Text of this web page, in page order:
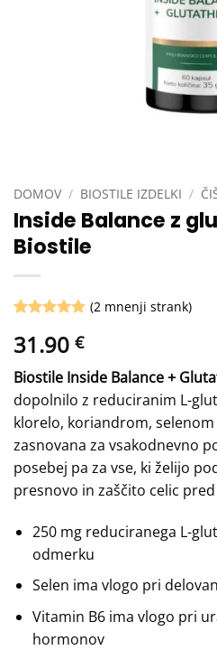
DOMOV / BIOSTILE IZDELKI /
Inside Balance z
Biostile
5od 5 na
podlagi
ocene
strank
(2 mnenji strank)
31.90 €
Biostile Inside Balance +
dopolnilo z reduciranim L-
klorelo, koriandrom,
zasnovana za vsakodnevno
posebej pa za vse, ki želijo
presnovo in zaščito celic
250 mg reduciranega L-
odmerku
Selen ima vlogo pri
Vitamin B6 ima vlogo pri
hormonov